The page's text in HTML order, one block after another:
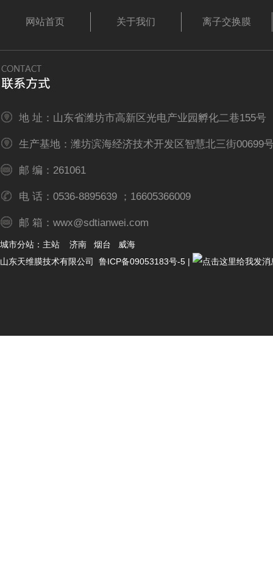
网站首页 关于我们 离子交换膜
地 址：山东省潍坊市高新区光电产业园孵化二巷155号
生产基地：潍坊滨海经济技术开发区智慧北三街00699
邮 编：261061
电 话：0536-8895639 ；16605366009
邮 箱：wwx@sdtianwei.com
城市分站： 主站 济南 烟台
威海
山东天维膜技术有限公司
鲁ICP备09053183号-5 |